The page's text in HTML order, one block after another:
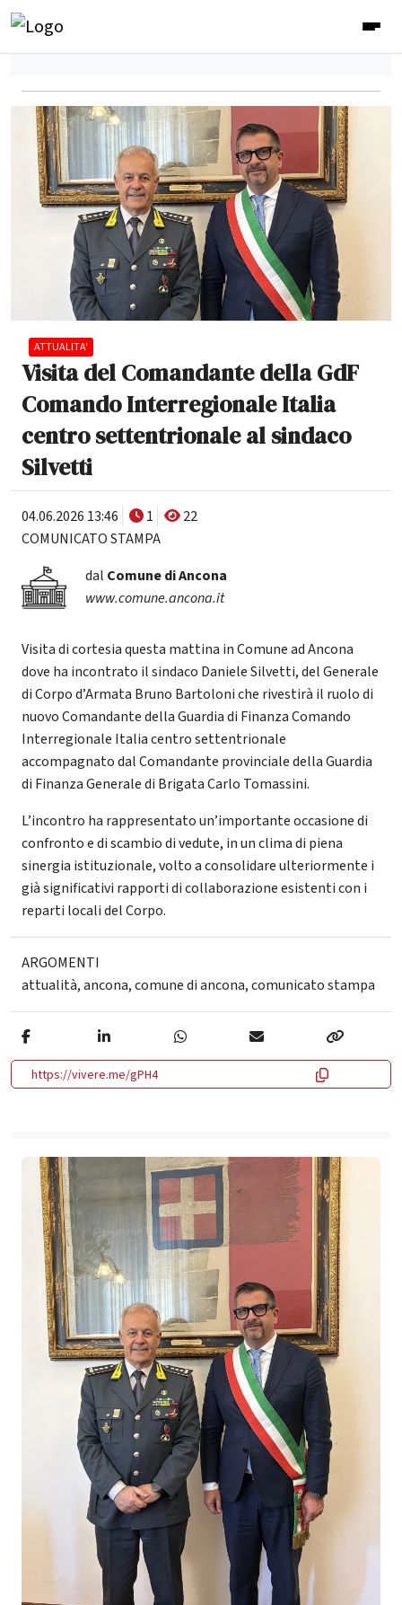
ATTUALITA'
Visita del Comandante della GdF
Comando Interregionale Italia
centro settentrionale al sindaco
Silvetti
04.06.2026 13:46 1
22
COMUNICATO STAMPA
dal Comune di Ancona
www.comune.ancona.it
Visita di cortesia questa mattina in Comune ad Ancona
dove ha incontrato il sindaco Daniele Silvetti, del Generale
di Corpo d’Armata Bruno Bartoloni che rivestirà il ruolo di
nuovo Comandante della Guardia di Finanza Comando
Interregionale Italia centro settentrionale
accompagnato dal Comandante provinciale della Guardia
di Finanza Generale di Brigata Carlo Tomassini.
L’incontro ha rappresentato un’importante occasione di
confronto e di scambio di vedute, in un clima di piena
sinergia istituzionale, volto a consolidare ulteriormente i
già significativi rapporti di collaborazione esistenti con i
reparti locali del Corpo.
ARGOMENTI
attualità,ancona,comune di ancona,comunicato stampa
https://vivere.me/gPH4